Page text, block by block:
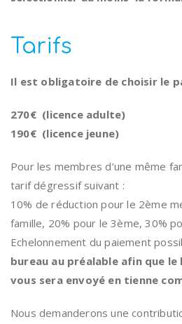
Tarifs
Il est obligatoire de choisir le
270€ (licence adulte)
190€ (licence jeune)
Pour les membres d’une même
tarif dégressif suivant :
10% de réduction pour le 2ème
famille, 20% pour le 3ème, 30%
Echelonnement du paiement
bureau au préalable afin que
vous sera envoyé en tienne
Nous demanderons une